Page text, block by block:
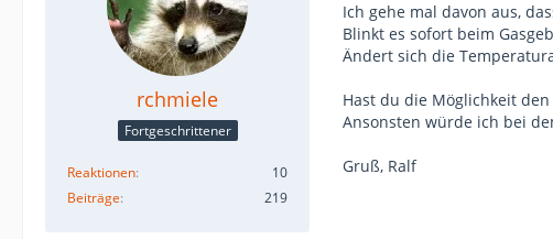
rchmiele
Fortgeschrittener
Reaktionen
10
Beiträge
219
Ich gehe mal davon aus,
Blinkt es sofort beim
Ändert sich die
Hast du die Möglichkeit
Ansonsten würde ich bei
Gruß, Ralf